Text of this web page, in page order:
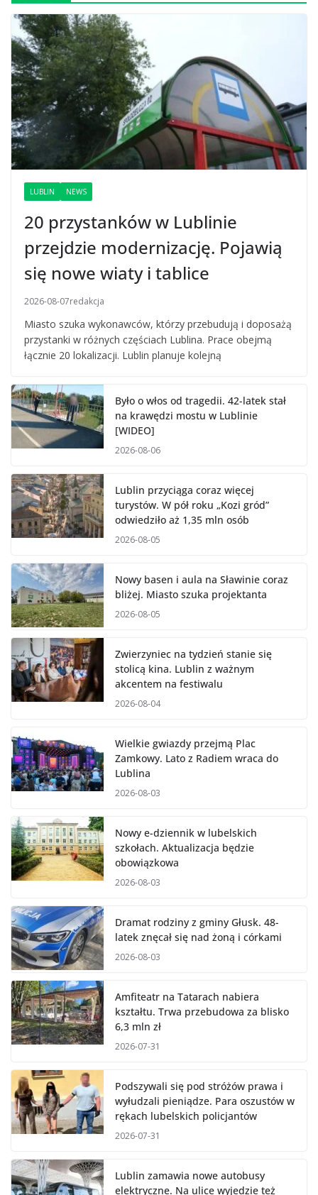
LUBLIN NEWS
20 przystanków w Lublinie
przejdzie modernizację. Pojawią
się nowe wiaty i tablice
2026-08-07redakcja
Miasto szuka wykonawców, którzy przebudują i doposażą
przystanki w różnych częściach Lublina. Prace obejmą
łącznie 20 lokalizacji. Lublin planuje kolejną
Było o włos od tragedii. 42-latek stał
na krawędzi mostu w Lublinie
[WIDEO]
2026-08-06
Lublin przyciąga coraz więcej
turystów. W pół roku „Kozi gród”
odwiedziło aż 1,35 mln osób
2026-08-05
Nowy basen i aula na Sławinie coraz
bliżej. Miasto szuka projektanta
2026-08-05
Zwierzyniec na tydzień stanie się
stolicą kina. Lublin z ważnym
akcentem na festiwalu
2026-08-04
Wielkie gwiazdy przejmą Plac
Zamkowy. Lato z Radiem wraca do
Lublina
2026-08-03
Nowy e-dziennik w lubelskich
szkołach. Aktualizacja będzie
obowiązkowa
2026-08-03
Dramat rodziny z gminy Głusk. 48-
latek znęcał się nad żoną i córkami
2026-08-03
Amfiteatr na Tatarach nabiera
kształtu. Trwa przebudowa za blisko
6,3 mln zł
2026-07-31
Podszywali się pod stróżów prawa i
wyłudzali pieniądze. Para oszustów w
rękach lubelskich policjantów
2026-07-31
Lublin zamawia nowe autobusy
elektryczne. Na ulice wyjedzie też